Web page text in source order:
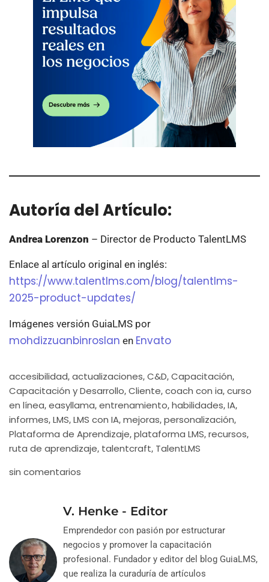
Autoría del Artículo:
Andrea Lorenzon – Director de Producto TalentLMS
Enlace al artículo original en inglés:
https://www.talentlms.com/blog/talentlms-
2025-product-updates/
Imágenes versión GuiaLMS por
mohdizzuanbinroslan en Envato
accesibilidad, actualizaciones, C&D, Capacitación,
Capacitación y Desarrollo, Cliente, coach con ia, curso
en línea, easyllama, entrenamiento, habilidades, IA,
informes, LMS, LMS con IA, mejoras, personalización,
Plataforma de Aprendizaje, plataforma LMS, recursos,
ruta de aprendizaje, talentcraft, TalentLMS
sin comentarios
V. Henke - Editor
Emprendedor con pasión por estructurar
negocios y promover la capacitación
profesional. Fundador y editor del blog GuiaLMS,
que realiza la curaduría de artículos